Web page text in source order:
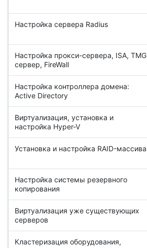
Настройка сервера Radius
Настройка прокси-сервера, ISA, TMG
сервер, FireWall
Настройка контроллера домена:
Active Directory
Виртуализация, установка и
настройка Hyper-V
Установка и настройка RAID-массива
Настройка системы резервного
копирования
Виртуализация уже существующих
серверов
Кластеризация оборудования,